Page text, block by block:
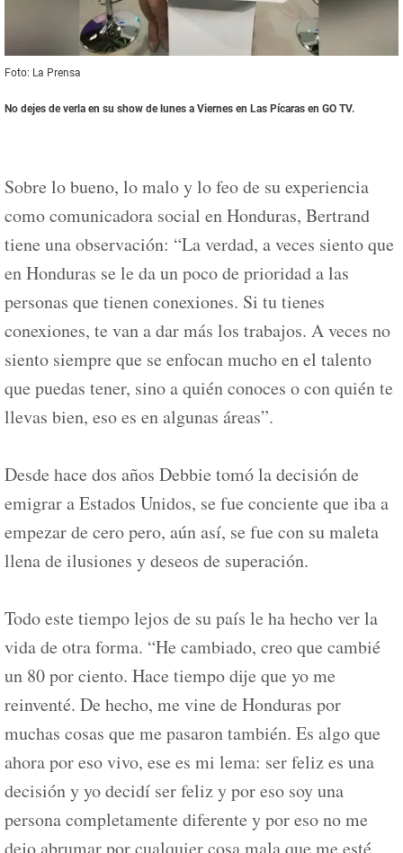
Foto: La Prensa
No dejes de verla en su show de lunes a Viernes en Las Pícaras en GO TV.
Sobre lo bueno, lo malo y lo feo de su experiencia
como comunicadora social en Honduras, Bertrand
tiene una observación: “La verdad, a veces siento que
en Honduras se le da un poco de prioridad a las
personas que tienen conexiones. Si tu tienes
conexiones, te van a dar más los trabajos. A veces no
siento siempre que se enfocan mucho en el talento
que puedas tener, sino a quién conoces o con quién te
llevas bien, eso es en algunas áreas”.
Desde hace dos años Debbie tomó la decisión de
emigrar a Estados Unidos, se fue conciente que iba a
empezar de cero pero, aún así, se fue con su maleta
llena de ilusiones y deseos de superación.
Todo este tiempo lejos de su país le ha hecho ver la
vida de otra forma. “He cambiado, creo que cambié
un 80 por ciento. Hace tiempo dije que yo me
reinventé. De hecho, me vine de Honduras por
muchas cosas que me pasaron también. Es algo que
ahora por eso vivo, ese es mi lema: ser feliz es una
decisión y yo decidí ser feliz y por eso soy una
persona completamente diferente y por eso no me
dejo abrumar por cualquier cosa mala que me esté